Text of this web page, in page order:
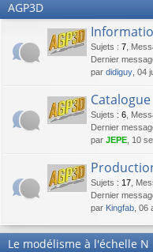
AGP3D
Sujets : 7
Dernier
par didiguy , 04
Catalogue
Sujets : 6
Dernier
par JEPE , 10
Sujets : 17
Dernier
par Kingfab ,
Le modélisme à l'échelle N